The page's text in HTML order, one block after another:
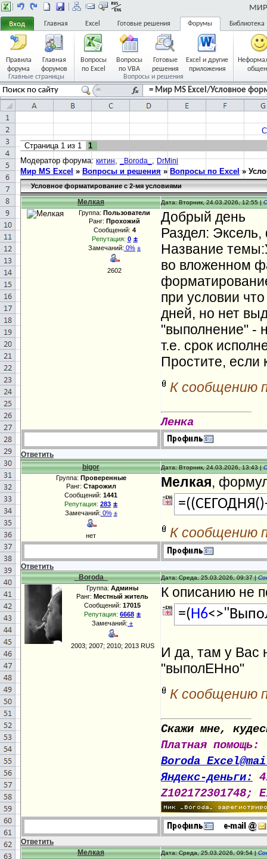
МИР
Главная Excel Готовые решения Форумы Библиотека
Правила
форума
Главная
форумов
Главные страницы
Вопросы
по Excel
Вопросы
по VBA
Готовые
решения
Excel и другие
приложения
Вопросы и решения
= Мир MS Excel/Условное
Страница 1 из 1
1
Модератор форума:китин,_Boroda_,DrMini
Мир MS Excel » Вопросы и решения » Вопросы по Excel »
Условное форматирование с 2-мя условиями
Мелкая Дата: Вторник, 24.03.2026, 12:55 |
Группа: Пользователи
Ранг: Прохожий
Сообщений: 4
Репутация: 0 ±
Замечаний: 0% ±
2602
Добрый день
Раздел:
Название
во вложенном
при условии
дней, но нет
"выполнение" -
т.е. срок
Простите, если
К сообщению
Ленка
Ответить
bigor
Дата: Вторник, 24.03.2026, 13:43 |
Группа: Проверенные
Ранг: Старожил
Сообщений: 1441
Репутация: 283 ±
Замечаний: 0% ±
нет
Мелкая,
К сообщению
Ответить
_Boroda_
Дата: Среда, 25.03.2026, 09:37 |
Группа: Админы
Ранг: Местный житель
Сообщений: 17015
Репутация: 6668 ±
Замечаний: ±
2003; 2007; 2010; 2013 RUS
К описанию не
=(H6
И да, там у Вас
"выполЕНно"
К сообщению
Скажи мне,
Платная помощь:
Яндекс-деньги:
Z102172301748;
Ответить
Мелкая
Дата: Среда, 25.03.2026, 09:54 |